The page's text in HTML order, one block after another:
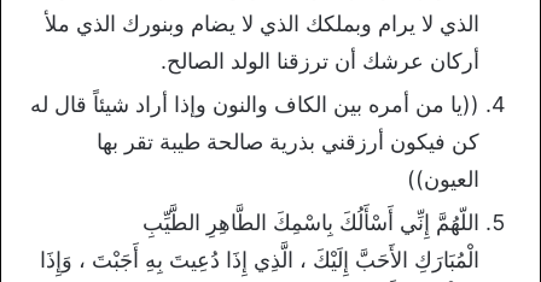
الذي لا يرام وبملكك الذي لا ‏يضام وبنورك الذي ملأ
أركان عرشك أن ترزقنا الولد الصالح.
‏((يا من أمره بين الكاف والنون وإذا أراد شيئاً قال له
كن فيكون أرزقني بذرية ‏صالحة طيبة تقر بها
العيون))
اللّهُمَّ إِنِّي أَسْأَلُكَ بِاسْمِكَ الطَّاهِرِ الطَّيِّبِ
الْمُبَارَكِ الأَحَبَّ إِلَيْكَ ، الَّذِي إِذَا دُعِيتَ بِهِ أَجَبْتَ ، وَإِذَا